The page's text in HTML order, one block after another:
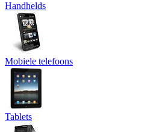
Handhelds
Mobiele telefoons
Tablets